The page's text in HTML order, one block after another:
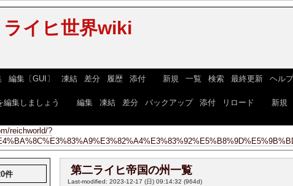
ライヒ世界wiki
| 編集〔GUI〕 凍結| 差分 履歴| 添付] [ 新規 一覧 検索| 最終更新| ヘルプ
編集しましょう 編集| 凍結| 差分 バックアップ| 添付| リロード 新規
reichworld/?
第二ライヒ帝国の州一覧
Last-modified: 2023-12-17 (日) 09:14:32 (964d)
件